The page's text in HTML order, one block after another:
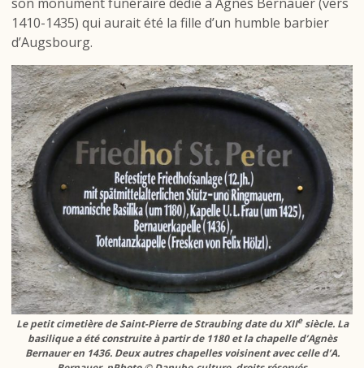
1410-1435) qui aurait été la fille d’un humble barbier
d’Augsbourg.
Le petit cimetière de Saint-Pierre de Straubing date du XIIesiècle. La
basilique a été construite à partir de 1180 et la chapelle d’Agnès
Bernauer en 1436. Deux autres chapelles voisinent avec celle d’A.